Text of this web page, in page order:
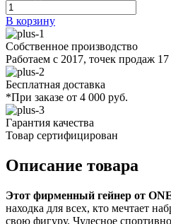
В корзину
Собственное производство
Работаем с 2017, точек продаж 17
Бесплатная доставка
*При заказе от 4 000 руб.
Гарантия качества
Товар сертифицирован
Описание товара
Этот фирменный гейнер от
находка для всех, кто мечтает
свою фигуру. Чудесное